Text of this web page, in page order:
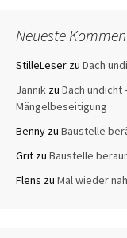
Neueste
StilleLeser zu Dach
Jannik zu Dach
Mängelbeseitigung
Benny zu Baustelle
Grit zu Baustelle
Flens zu Mal wieder